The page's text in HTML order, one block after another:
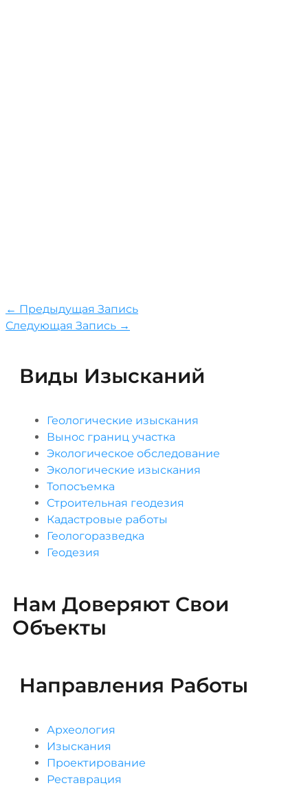
← Предыдущая Запись
Следующая Запись →
Виды Изысканий
Геологические изыскания
Вынос границ участка
Экологическое обследование
Экологические изыскания
Топосъемка
Строительная геодезия
Кадастровые работы
Геологоразведка
Геодезия
Нам Доверяют Свои
Объекты
Направления Работы
Археология
Изыскания
Проектирование
Реставрация